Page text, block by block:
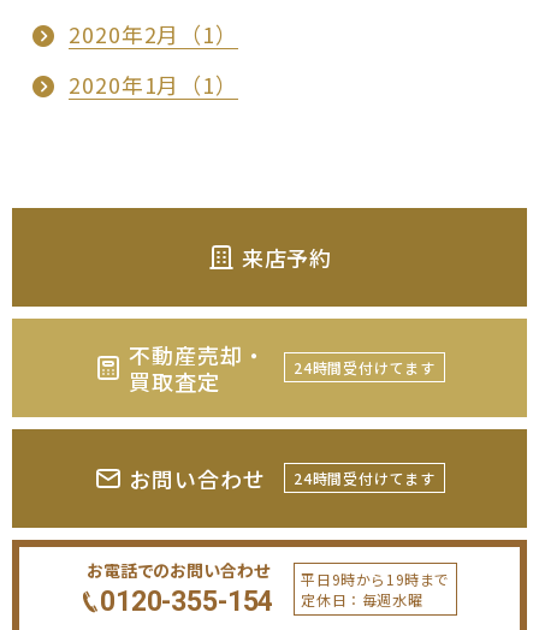
2020年2月（1）
2020年1月（1）
来店予約
不動産売却・
買取査定
24時間受付けてます
お問い合わせ 24時間受付けてます
お電話でのお問い合わせ
0120-355-154
平日9時から19時まで
定休日：毎週水曜